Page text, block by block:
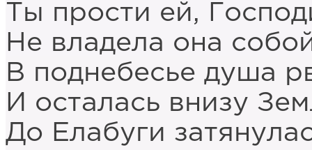
Ты прости ей,
Не владела она
В поднебесье душа
И осталась внизу
До Елабуги